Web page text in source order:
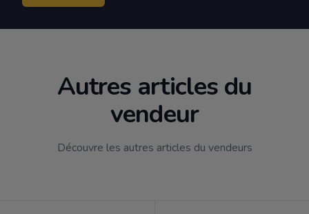
Autres articles du
vendeur
Découvre les autres articles du vendeurs